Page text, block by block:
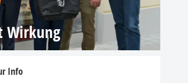
Wirkung
Info